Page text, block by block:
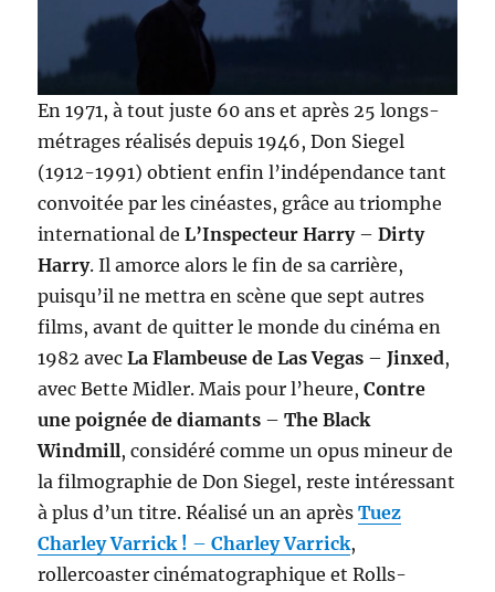
En 1971, à tout juste 60 ans et après 25 longs-
métrages réalisés depuis 1946, Don Siegel
(1912-1991) obtient enfin l’indépendance tant
convoitée par les cinéastes, grâce au triomphe
international deL’Inspecteur Harry – Dirty
Harry. Il amorce alors le fin de sa carrière,
puisqu’il ne mettra en scène que sept autres
films, avant de quitter le monde du cinéma en
1982 avecLa Flambeuse de Las Vegas – Jinxed,
avec Bette Midler. Mais pour l’heure,Contre
une poignée de diamants – The Black
Windmill, considéré comme un opus mineur de
la filmographie de Don Siegel, reste intéressant
à plus d’un titre. Réalisé un an aprèsTuez
Charley Varrick ! – Charley Varrick,
rollercoaster cinématographique et Rolls-